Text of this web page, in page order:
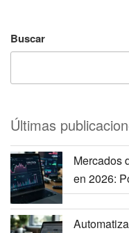
Buscar
Últimas
Mercados
en 2026: